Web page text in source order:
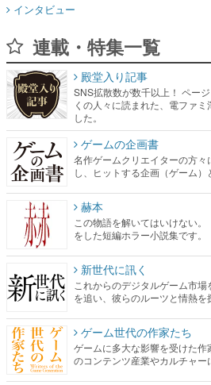
インタビュー
連載・特集一覧
殿堂入り記事
SNS拡散数が数千以上！ ペー
くの人々に読まれた、電ファミ
した。
ゲームの企画書
名作ゲームクリエイターの方
し、ヒットする企画（ゲーム）
赫本
この物語を解いてはいけない
をした短編ホラー小説集です。
新世代に訊く
これからのデジタルゲーム市
を追い、彼らのルーツと情熱を
ゲーム世代の作家たち
ゲームに多大な影響を受けた
のコンテンツ産業やカルチャー